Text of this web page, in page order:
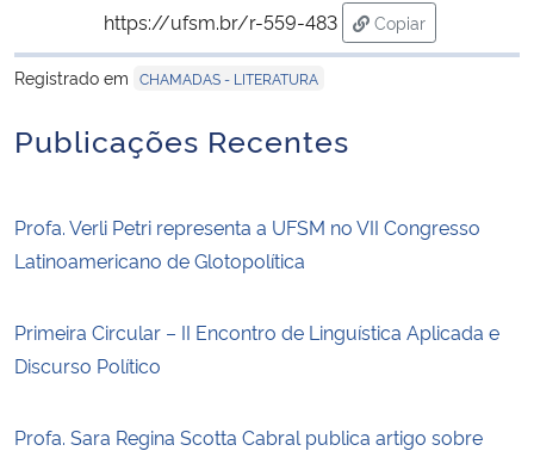
Ministério da Mulher, da Família e dos Direitos Humanos
Gabinete de Segurança Institucional
Banco Central do Brasil
https://ufsm.br/r-559-483
Copiar
para área de
Registrado em CHAMADAS - LITERATURA
Publicações Recentes
Profa. Verli Petri representa a UFSM no VII Congresso
Latinoamericano de Glotopolítica
Primeira Circular – II Encontro de Linguística Aplicada e
Discurso Político
Profa. Sara Regina Scotta Cabral publica artigo sobre